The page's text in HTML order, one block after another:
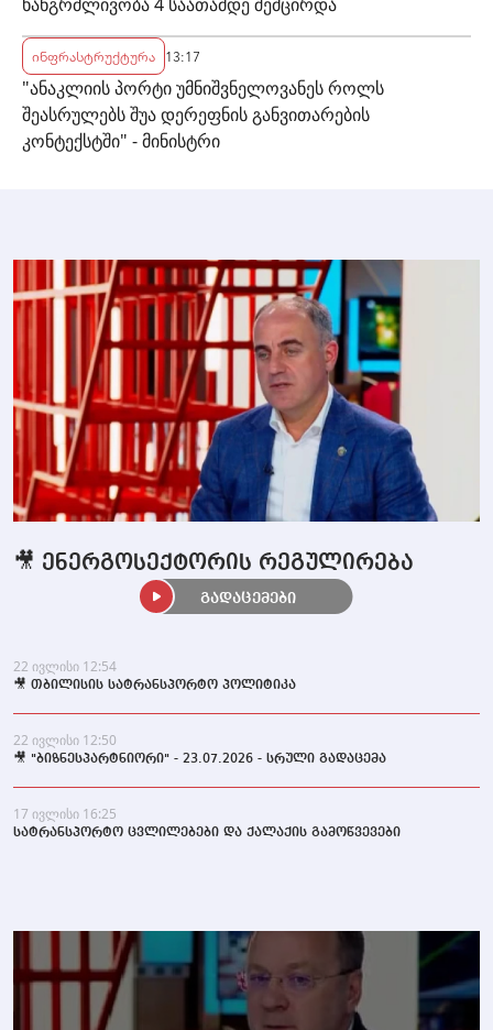
ინფრასტრუქტურა 13:17
"ანაკლიის პორტი უმნიშვნელოვანეს როლს
შეასრულებს შუა დერეფნის განვითარების
კონტექსტში" - მინისტრი
22 ივლისი 12:54
🎥 თბილისის სატრანსპორტო პოლიტიკა
22 ივლისი 12:50
🎥 "ბიზნესპარტნიორი" - 23.07.2026 - სრული გადაცემა
17 ივლისი 16:25
სატრანსპორტო ცვლილებები და ქალაქის გამოწვევები
🎥 ენერგოსექტორის რეგულირება
გადაცემები